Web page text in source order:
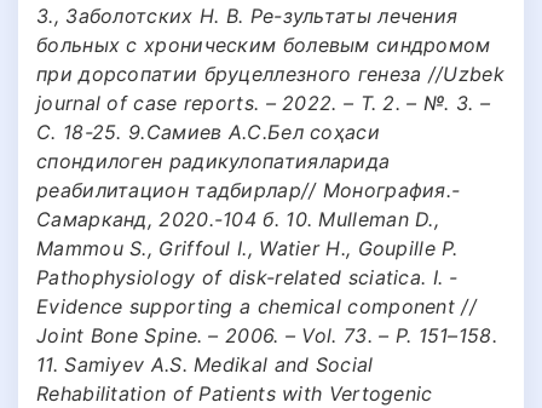
З., Заболотских Н. В. Ре-зультаты лечения
больных с хроническим болевым синдромом
при дорсопатии бруцеллезного генеза //Uzbek
journal of case reports. – 2022. – Т. 2. – №. 3. –
С. 18-25. 9.Самиев А.С.Бел соҳаси
спондилоген радикулопатияларида
реабилитацион тадбирлар// Монография.-
Самарканд, 2020.-104 б. 10. Mulleman D.,
Mammou S., Griffoul I., Watier H., Goupille P.
Pathophysiology of disk-related sciatica. I. -
Evidence supporting a chemical component //
Joint Bone Spine. – 2006. – Vol. 73. – P. 151–158.
11. Samiyev A.S. Medikal and Social
Rehabilitation of Patients with Vertogenic